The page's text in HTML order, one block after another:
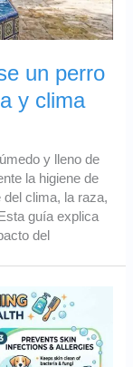
un perro
y clima
y lleno de
la higiene de
del clima, la raza,
guía explica
del